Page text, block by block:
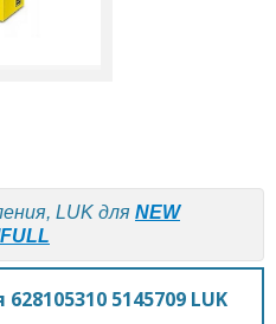
LUK для NEW
5145709 LUK